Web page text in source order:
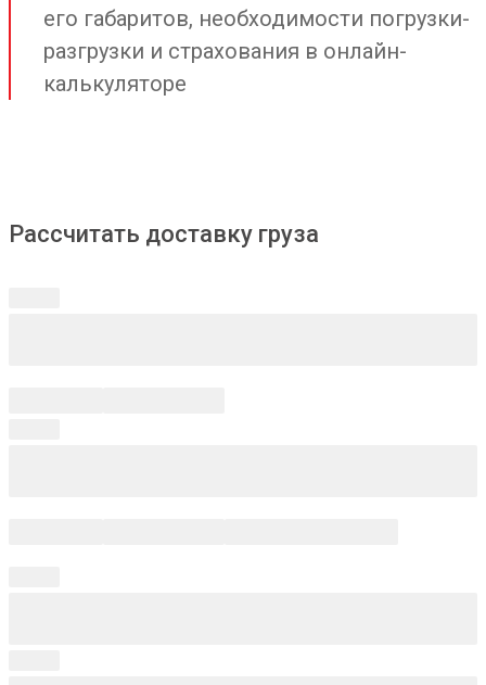
его габаритов, необходимости погрузки-
разгрузки и страхования в онлайн-
калькуляторе
Рассчитать доставку груза